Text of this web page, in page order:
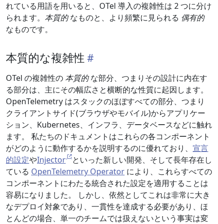
れている用語を用いると、OTel 導入の複雑性は 2 つに分け
られます。 本質的なものと、より頻繁に見られる 偶有的
なものです。
本質的な複雑性
OTel の複雑性の 本質的な部分、つまりその設計に内在す
る部分は、主にその幅広さと横断的な性質に起因します。
OpenTelemetry はスタックのほぼすべての部分、つまり
クライアントサイド(ブラウザやモバイル)からアプリケー
ション、Kubernetes、インフラ、データベースなどに触れ
ます。 私たちのドキュメントはこれらの各コンポーネント
がどのように動作するかを説明するのに優れており、 宣言
的設定やInjector
といった新しい開発、そして長年存在し
ている OpenTelemetry Operator により、これらすべての
コンポーネントにわたる統合された設定を適用することは
容易になりました。 しかし、依然としてこれは非常に大き
なデプロイ対象であり、一貫性を達成する必要があり、ほ
とんどの場合、単一のチームでは扱えないという事実は変